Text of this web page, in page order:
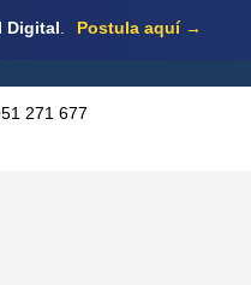
Digital Postula aquí →
271 677